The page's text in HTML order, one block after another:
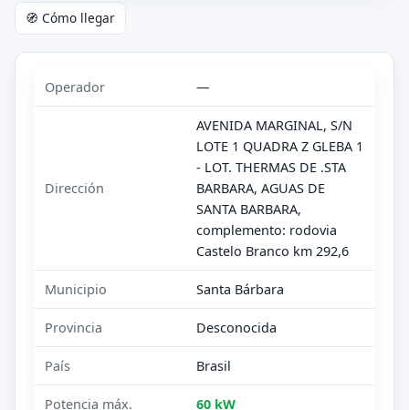
🧭 Cómo llegar
Operador —
Dirección
AVENIDA MARGINAL, S/N
LOTE 1 QUADRA Z GLEBA 1
- LOT. THERMAS DE .STA
BARBARA, AGUAS DE
SANTA BARBARA,
complemento: rodovia
Castelo Branco km 292,6
Municipio Santa Bárbara
Provincia Desconocida
País Brasil
Potencia máx. 60 kW